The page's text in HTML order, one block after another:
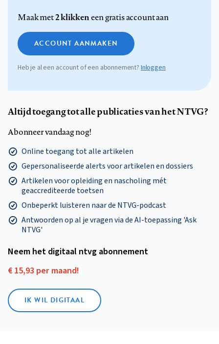
Maak met2 klikkeneen gratis account aan
ACCOUNT AANMAKEN
Heb je al een account of een abonnement?Inloggen
Altijd toegang tot alle publicaties van het NTVG?
Abonneer vandaag nog!
Online toegang tot alle artikelen
Gepersonaliseerde alerts voor artikelen en dossiers
Artikelen voor opleiding en nascholing mét
geaccrediteerde toetsen
Onbeperkt luisteren naar de NTVG-podcast
Antwoorden op al je vragen via de AI-toepassing 'Ask
NTVG'
Neem het digitaal ntvg abonnement
€ 15,93 per maand!
IK WIL DIGITAAL